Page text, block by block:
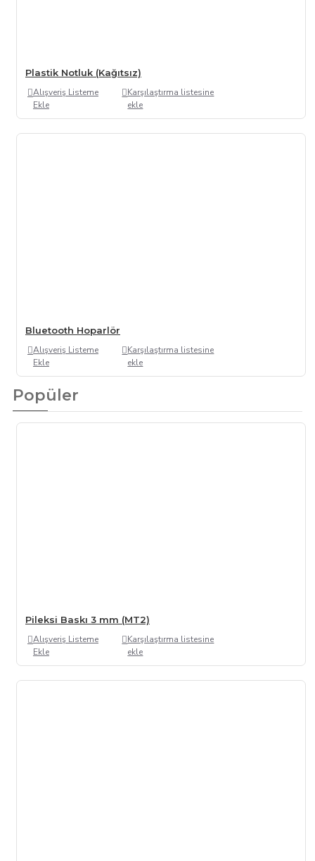
Plastik Notluk (Kağıtsız)
Alışveriş Listeme
Ekle
Karşılaştırma listesine
ekle
Bluetooth Hoparlör
Alışveriş Listeme
Ekle
Karşılaştırma listesine
ekle
Popüler
Pileksi Baskı 3 mm (MT2)
Alışveriş Listeme
Ekle
Karşılaştırma listesine
ekle